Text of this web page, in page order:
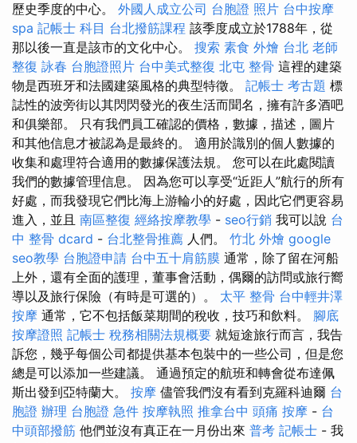
歷史季度的中心。 外國人成立公司 台胞證 照片 台中按摩
spa 記帳士 科目 台北撥筋課程 該季度成立於1788年，從
那以後一直是該市的文化中心。 搜索 素食 外燴 台北 老師
整復 詠春 台胞證照片 台中美式整復 北屯 整骨 這裡的建築
物是西班牙和法國建築風格的典型特徵。 記帳士 考古題 標
誌性的波旁街以其閃閃發光的夜生活而聞名，擁有許多酒吧
和俱樂部。 只有我們員工確認的價格，數據，描述，圖片
和其他信息才被認為是最終的。 適用於識別的個人數據的
收集和處理符合適用的數據保護法規。 您可以在此處閱讀
我們的數據管理信息。 因為您可以享受“近距人”航行的所有
好處，而我發現它們比海上游輪小的好處，因此它們更容易
進入，並且 南區整復 經絡按摩教學 - seo行銷 我可以說 台
中 整骨 dcard - 台北整骨推薦 人們。 竹北 外燴 google
seo教學 台胞證申請 台中五十肩筋膜 通常，除了留在河船
上外，還有全面的護理，董事會活動，偶爾的訪問或旅行嚮
導以及旅行保險（有時是可選的）。 太平 整骨 台中輕井澤
按摩 通常，它不包括飯菜期間的稅收，技巧和飲料。 腳底
按摩證照 記帳士 稅務相關法規概要 就短途旅行而言，我告
訴您，幾乎每個公司都提供基本包裝中的一些公司，但是您
總是可以添加一些建議。 通過預定的航班和轉會從布達佩
斯出發到亞特蘭大。 按摩 儘管我們沒有看到克羅科迪爾 台
胞證 辦理 台胞證 急件 按摩執照 推拿台中 頭痛 按摩 - 台
中頭部撥筋 他們並沒有真正在一月份出來 普考 記帳士 - 我